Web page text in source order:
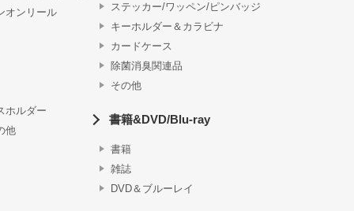
オンリール
ホルダー
他
ステッカー/ワッペン/ピンバッジ
キーホルダー＆カラビナ
カードケース
除菌消臭関連品
その他
書籍&DVD/Blu-ray
書籍
雑誌
DVD＆ブルーレイ